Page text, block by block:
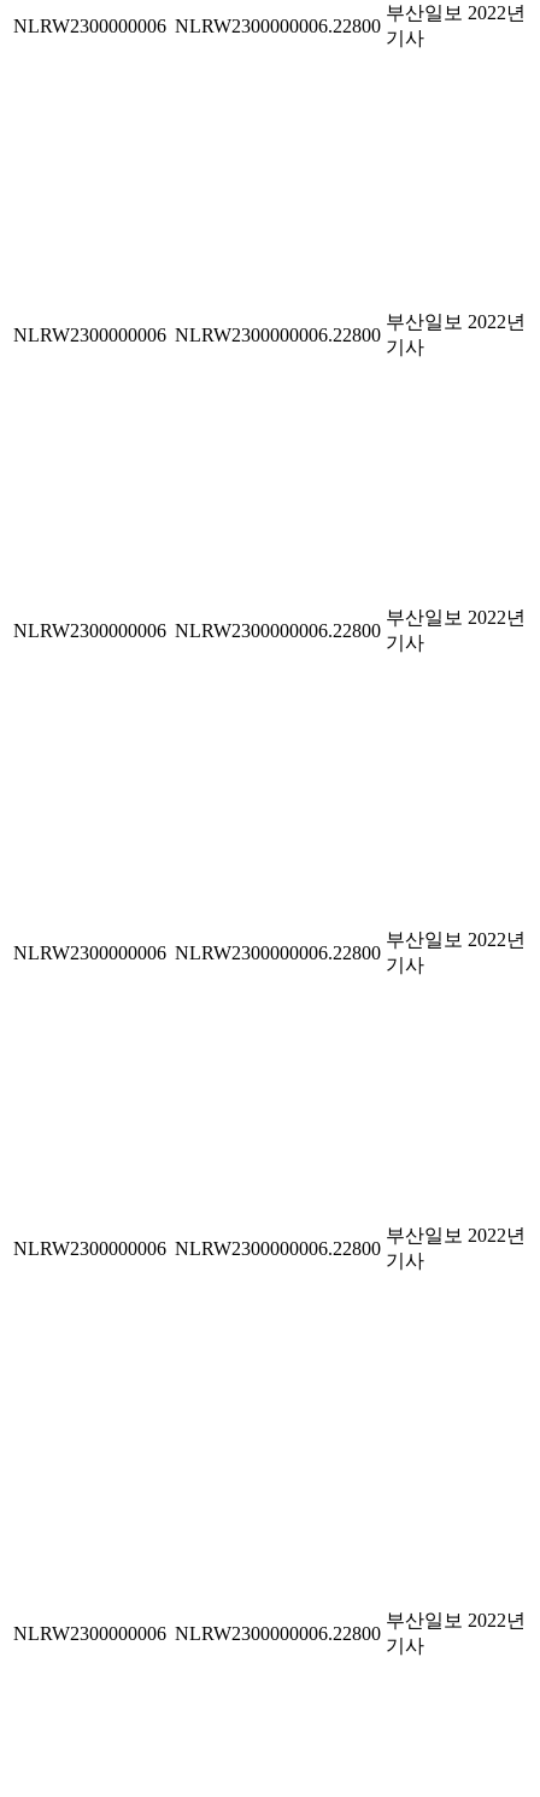
NLRW2300000006 NLRW2300000006.22800
부산일보 2022년
기사
NLRW2300000006 NLRW2300000006.22800
부산일보 2022년
기사
NLRW2300000006 NLRW2300000006.22800
부산일보 2022년
기사
NLRW2300000006 NLRW2300000006.22800
부산일보 2022년
기사
NLRW2300000006 NLRW2300000006.22800
부산일보 2022년
기사
NLRW2300000006 NLRW2300000006.22800
부산일보 2022년
기사